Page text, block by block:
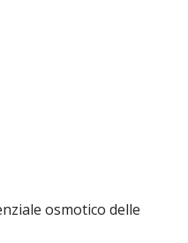
osmotico delle